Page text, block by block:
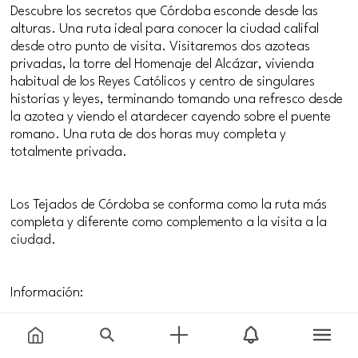
Descubre los secretos que Córdoba esconde desde las
alturas. Una ruta ideal para conocer la ciudad califal
desde otro punto de visita. Visitaremos dos azoteas
privadas, la torre del Homenaje del Alcázar, vivienda
habitual de los Reyes Católicos y centro de singulares
historias y leyes, terminando tomando una refresco desde
la azotea y viendo el atardecer cayendo sobre el puente
romano. Una ruta de dos horas muy completa y
totalmente privada.
Los Tejados de Córdoba se conforma como la ruta más
completa y diferente como complemento a la visita a la
ciudad.
Información:
* Duración: 2 horas.
* Horario: Del 01/01 al 30/04: 17:30 h. Del 01/05 al 15/09: